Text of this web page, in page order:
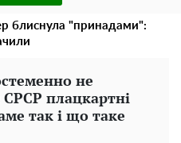
блиснула "принадами":
не
СРСР плацкартні
так і що таке